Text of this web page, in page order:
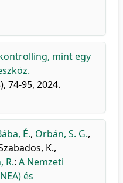
mint egy
74-95, 2024.
É., Orbán, S. G.,
K.,
R.: A Nemzeti
és